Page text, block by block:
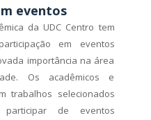
eventos
da UDC Centro tem
em eventos
importância na área
Os acadêmicos e
trabalhos selecionados
de eventos